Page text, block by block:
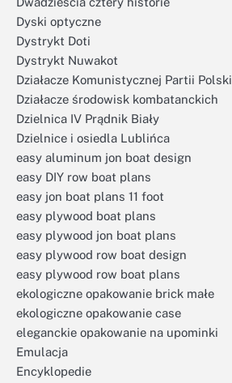
Dyski optyczne
Dystrykt Doti
Dystrykt Nuwakot
Działacze Komunistycznej Partii Polski
Działacze środowisk kombatanckich
Dzielnica IV Prądnik Biały
Dzielnice i osiedla Lublińca
easy aluminum jon boat design
easy DIY row boat plans
easy jon boat plans 11 foot
easy plywood boat plans
easy plywood jon boat plans
easy plywood row boat design
easy plywood row boat plans
ekologiczne opakowanie brick małe
ekologiczne opakowanie case
eleganckie opakowanie na upominki
Emulacja
Encyklopedie